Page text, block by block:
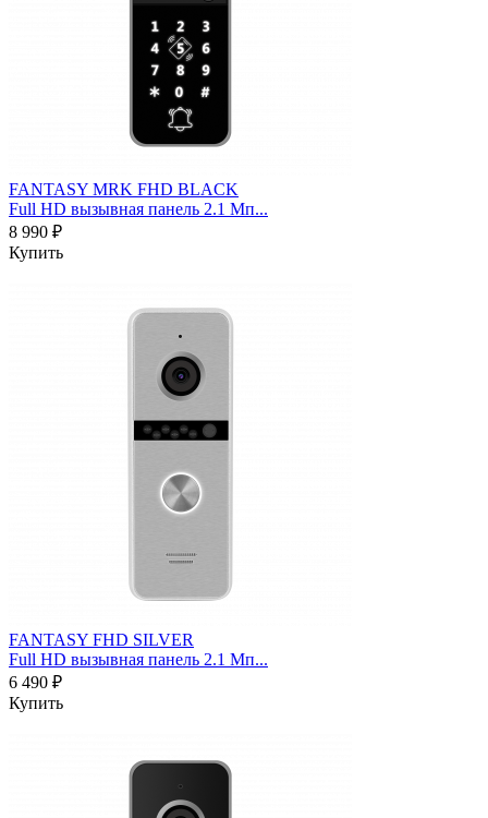
FANTASY MRK FHD BLACK
Full HD вызывная панель 2.1 Мп...
8 990 ₽
Купить
FANTASY FHD SILVER
Full HD вызывная панель 2.1 Мп...
6 490 ₽
Купить